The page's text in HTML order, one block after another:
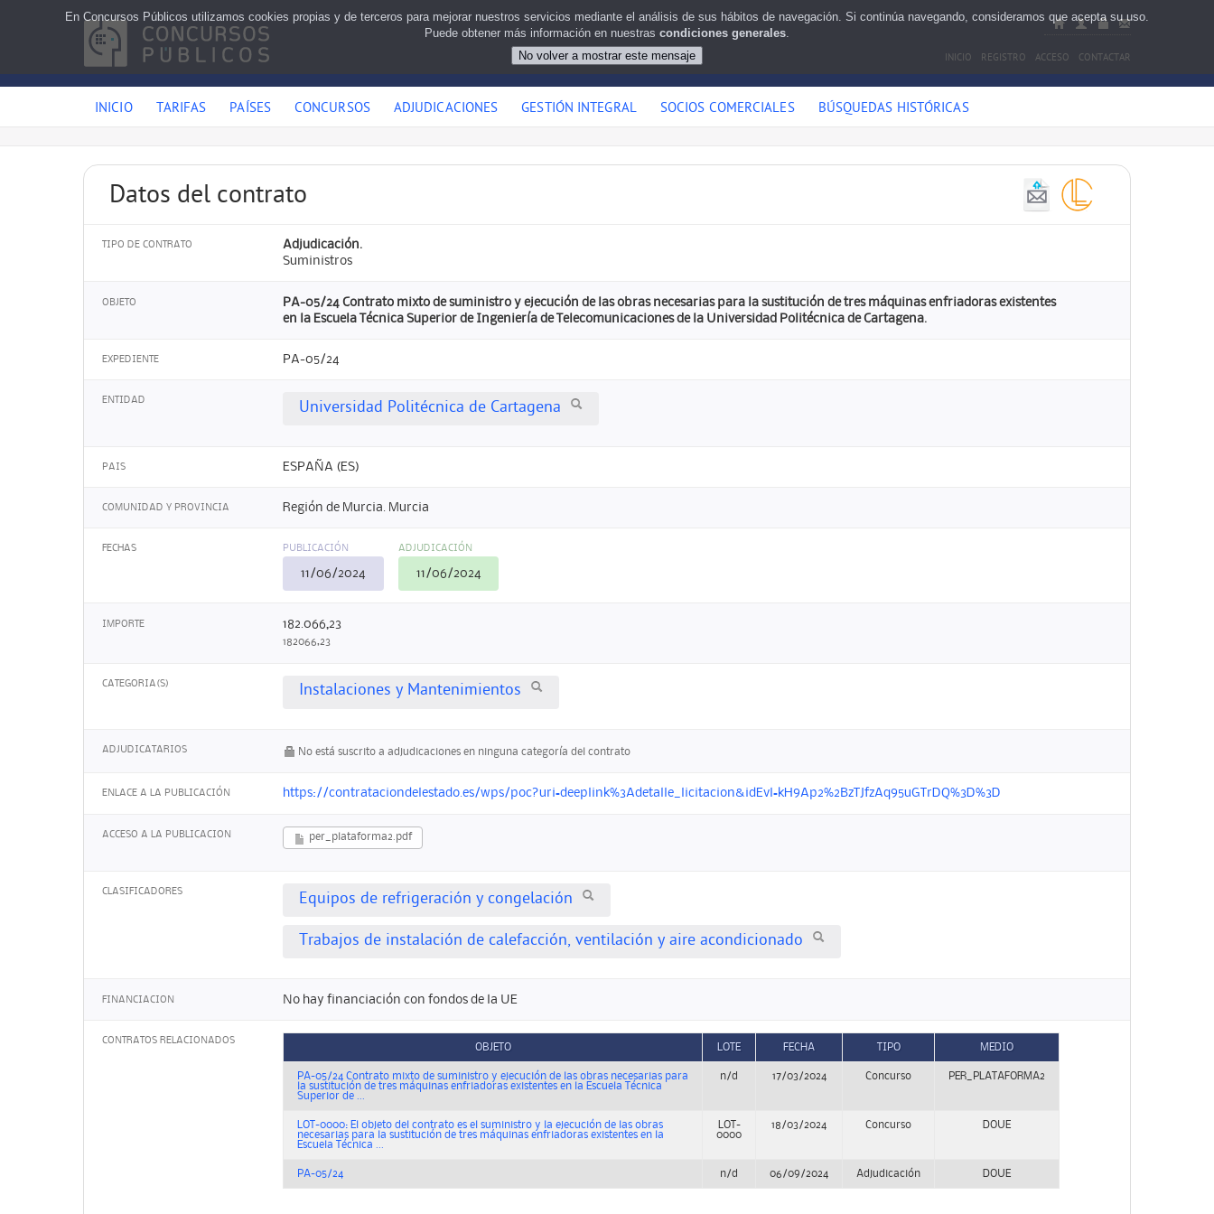
INICIO REGISTRO ACCESO CONTACTAR
INICIO TARIFAS PAÍSES CONCURSOS ADJUDICACIONES GESTIÓN INTEGRAL SOCIOS COMERCIALES BÚSQUEDAS HISTÓRICAS
Datos del contrato
TIPO DE CONTRATO
Adjudicación.
Suministros
OBJETO
PA-05/24 Contrato mixto de suministro y ejecución de las obras necesarias para la sustitución de tres máquinas enfriadoras existentes
en la Escuela Técnica Superior de Ingeniería de Telecomunicaciones de la Universidad Politécnica de Cartagena.
EXPEDIENTE PA-05/24
ENTIDAD Universidad Politécnica de Cartagena
PAIS ESPAÑA (ES)
COMUNIDAD Y PROVINCIA Región de Murcia. Murcia
FECHAS PUBLICACIÓN
11/06/2024
ADJUDICACIÓN
11/06/2024
IMPORTE 182.066,23
182066,23
CATEGORIA(S) Instalaciones y Mantenimientos
ADJUDICATARIOS No está suscrito a adjudicaciones en ninguna categoría del contrato
ENLACE A LA PUBLICACIÓN https://contrataciondelestado.es/wps/poc?uri=deeplink%3Adetalle_licitacion&idEvl=kH9Ap2%2BzTJfzAq95uGTrDQ%3D%3D
ACCESO A LA PUBLICACION per_plataforma2.pdf
CLASIFICADORES Equipos de refrigeración y congelación
Trabajos de instalación de calefacción, ventilación y aire acondicionado
FINANCIACION No hay financiación con fondos de la UE
CONTRATOS RELACIONADOS
OBJETO LOTE FECHA TIPO MEDIO
PA-05/24 Contrato mixto de suministro y ejecución de las obras necesarias para
la sustitución de tres máquinas enfriadoras existentes en la Escuela Técnica
Superior de ...
n/d 17/03/2024 Concurso PER_PLATAFORMA2
LOT-0000: El objeto del contrato es el suministro y la ejecución de las obras
necesarias para la sustitución de tres máquinas enfriadoras existentes en la
Escuela Técnica ...
LOT-
0000
18/03/2024 Concurso DOUE
PA-05/24 n/d 06/09/2024 Adjudicación DOUE
En Concursos Públicos utilizamos cookies propias y de terceros para mejorar nuestros servicios mediante el análisis de sus hábitos de navegación. Si continúa navegando, consideramos que acepta su uso.
Puede obtener más información en nuestras condiciones generales.